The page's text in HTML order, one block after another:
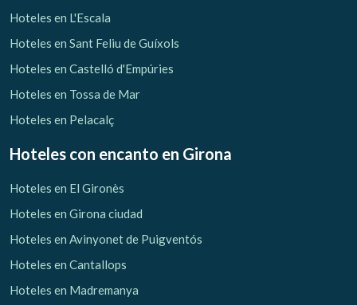
Hoteles en L'Escala
Hoteles en Sant Feliu de Guíxols
Hoteles en Castelló d'Empúries
Hoteles en Tossa de Mar
Hoteles en Pelacalç
Hoteles con encanto en Girona
Hoteles en El Gironès
Hoteles en Girona ciudad
Hoteles en Avinyonet de Puigventós
Hoteles en Cantallops
Hoteles en Madremanya